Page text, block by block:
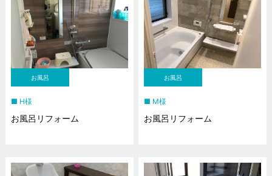
お風呂
H様
お風呂リフォーム
お風呂
M様
お風呂リフォーム